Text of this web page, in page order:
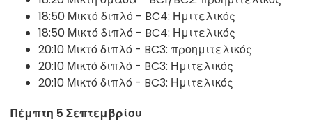
18:50 Μικτό διπλό - BC4: Ημιτελικός
18:50 Μικτό διπλό - BC4: Ημιτελικός
20:10 Μικτό διπλό - BC3: προημιτελικός
20:10 Μικτό διπλό - BC3: Ημιτελικός
20:10 Μικτό διπλό - BC3: Ημιτελικός
Πέμπτη 5 Σεπτεμβρίου